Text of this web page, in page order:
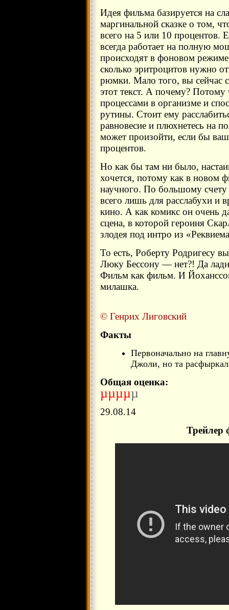
Идея фильма базируется на
маргинальной сказке о том,
всего на 5 или 10 процентов.
всегда работает на полную
происходят в фоновом
сколько эритроцитов нужно
рюмки. Мало того, вы сейчас
этот текст. А почему?
процессами в организме и
рутины. Стоит ему
равновесие и плюхнетесь на
может произойти, если бы ваш
процентов.
Но как бы там ни было,
хочется, потому как в новом
научного. По большому счету
всего лишь для расслабухи и
кино. А как комикс он очень
сцена, в которой героиня
злодея под интро из
То есть, Роберту Родригесу
Люку Бессону — нет?! Да
Фильм как фильм. И
милашка.
© Генрих Лиговский
Факты
Первоначально на
Джоли, но та
Общая оценка:
µµµµµ
29.08.14